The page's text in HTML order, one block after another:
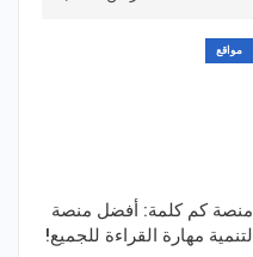
مواقع
منصة كم كلمة: أفضل منصة
لتنمية مهارة القراءة للجميع!